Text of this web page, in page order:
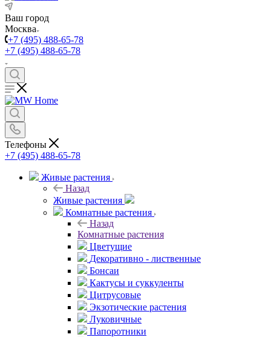
Ваш город
Москва
+7 (495) 488-65-78
+7 (495) 488-65-78
Телефоны
+7 (495) 488-65-78
Живые растения
Назад
Живые растения
Комнатные растения
Назад
Комнатные растения
Цветущие
Декоративно - лиственные
Бонсаи
Кактусы и суккуленты
Цитрусовые
Экзотические растения
Луковичные
Папоротники